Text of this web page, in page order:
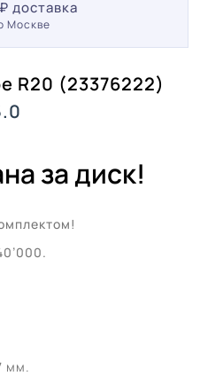
доставка
Москве
R20 (23376222)
за диск!
мм.